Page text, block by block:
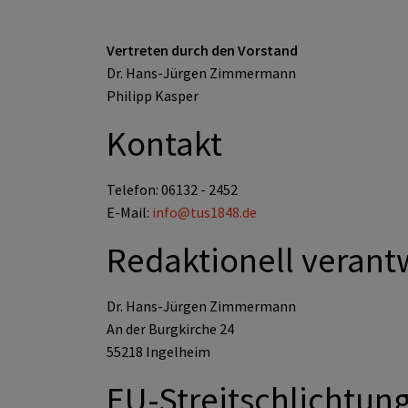
Vertreten durch den Vorstand
Dr. Hans-Jürgen Zimmermann
Philipp Kasper
Kontakt
Telefon: 06132 - 2452
E-Mail: info@tus1848.de
Redaktionell
Dr. Hans-Jürgen Zimmermann
An der Burgkirche 24
55218 Ingelheim
EU-